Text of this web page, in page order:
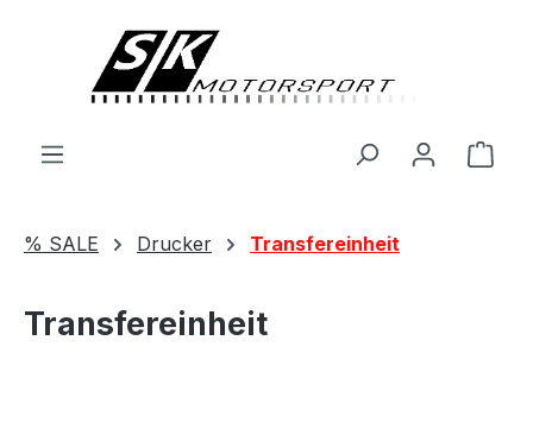
% SALE Drucker Transfereinheit
Transfereinheit